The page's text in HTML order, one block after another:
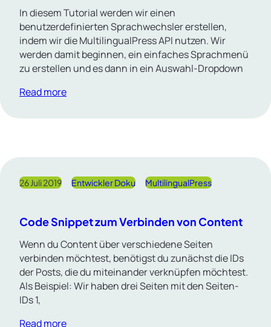
In diesem Tutorial werden wir einen
benutzerdefinierten Sprachwechsler erstellen,
indem wir die MultilingualPress API nutzen. Wir
werden damit beginnen, ein einfaches Sprachmenü
zu erstellen und es dann in ein Auswahl-Dropdown
Read more
26 Juli 2019 Entwickler Doku MultilingualPress
Code Snippet zum Verbinden von Content
Wenn du Content über verschiedene Seiten
verbinden möchtest, benötigst du zunächst die IDs
der Posts, die du miteinander verknüpfen möchtest.
Als Beispiel: Wir haben drei Seiten mit den Seiten-
IDs 1,
Read more